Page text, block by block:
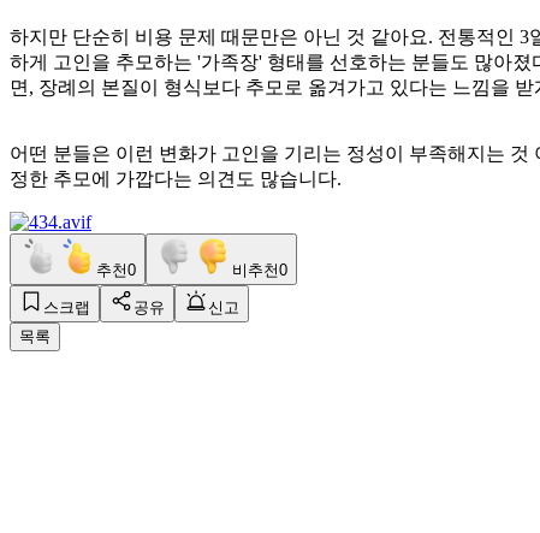
하지만 단순히 비용 문제 때문만은 아닌 것 같아요. 전통적인
하게 고인을 추모하는 '가족장' 형태를 선호하는 분들도 많아
면, 장례의 본질이 형식보다 추모로 옮겨가고 있다는 느낌을 받
어떤 분들은 이런 변화가 고인을 기리는 정성이 부족해지는
정한 추모에 가깝다는 의견도 많습니다.
추천0 비추천0
스크랩 공유
신고
목록